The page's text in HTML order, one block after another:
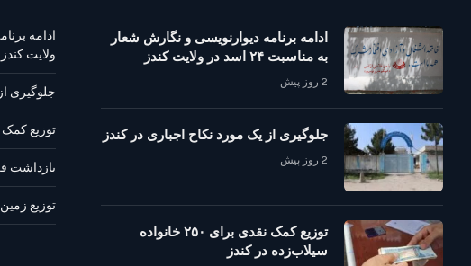
ادامه برنامه دیوارنویسی و نگارش شعار
به مناسبت ۲۴ اسد در ولایت کندز
2 روز پیش
جلوگیری از یک مورد نکاح اجباری در کندز
2 روز پیش
توزیع کمک نقدی برای ۲۵۰ خانواده
سیلاب‌زده در کندز
ولایت کندز
جلوگیری
توزیع کمک نقدی برای ۲۵۰
بازداشت
توزیع زمین‌های مسکونی